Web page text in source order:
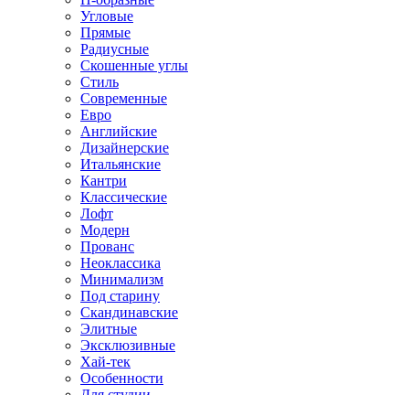
Угловые
Прямые
Радиусные
Скошенные углы
Стиль
Современные
Евро
Английские
Дизайнерские
Итальянские
Кантри
Классические
Лофт
Модерн
Прованс
Неоклассика
Минимализм
Под старину
Скандинавские
Элитные
Эксклюзивные
Хай-тек
Особенности